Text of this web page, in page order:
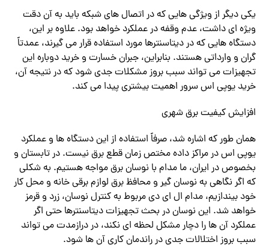
یکی دیگر از ویژگی هایی که در اتصال های شبکه باید به آن دقت
ویژه ای داشت، عدم وقفه در عملکرد خواهد بود. علاوه بر این،
دستگاه هایی که در دیتاسنترها مورد استفاده قرار می گیرند، عمدتاً
گران و وارداتی هستند. بنابراین، جبران خسارت و خرید دوباره این
تجهیزات می تواند سبب بروز مشکلات جدی شود که در نتیجه آن،
خرید یوپی اس سرور اهمیت بیشتری پیدا می کند.
افزایش کیفیت برق شهری
همان طور که اشاره شد، صرفاً استفاده از این دستگاه ها و عملکرد
یوپی اس در مراکز داده مختص زمان قطع برق نیست. در تابستان و
بخصوص در ایران، ما مدام با نوسان برق مواجه هستیم. به شکلی
که اگر نگاهی به نوسان گیر و محافظ برق لوازم برقی خانه و محل کار
خود بیندازیم، مدام ال ای دی مربوط به کنترل نوسان، زرد و قرمز
خواهد شد. این نوسان در بحث تجهیزات دیتاسنترها حتی اگر
عملکرد آن ها را دچار مشکل لحظه ای نکند، در درازمدت می تواند
سبب بروز اختلالات جدی در راندمان کاری آن ها شود.